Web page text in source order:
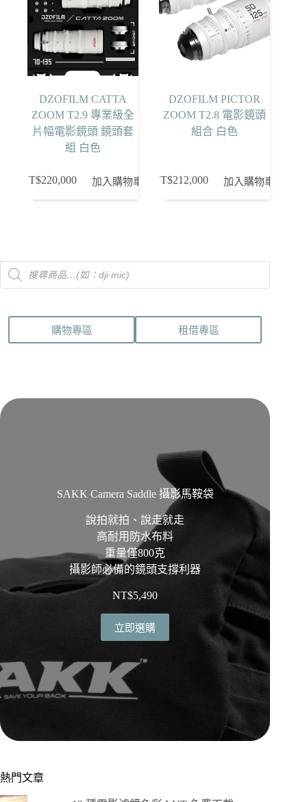
式。
DZOFILM CATTA
ZOOM T2.9 專業級全
片幅電影鏡頭 鏡頭套
組 白色
NT$220,000 加入購物車
DZOFILM PICTOR
ZOOM T2.8 電影鏡頭
組合 白色
NT$212,000 加入購物車
Products
search
購物專區 租借專區
SAKK Camera Saddle 攝影馬鞍袋
說拍就拍、說走就走
高耐用防水布料
重量僅800克
攝影師必備的鏡頭支撐利器
NT$5,490
立即選購
熱門文章